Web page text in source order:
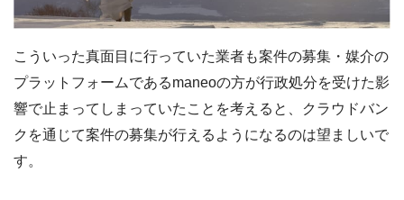
こういった真面目に行っていた業者も案件の募集・媒介の
プラットフォームであるmaneoの方が行政処分を受けた影
響で止まってしまっていたことを考えると、クラウドバン
クを通じて案件の募集が行えるようになるのは望ましいで
す。